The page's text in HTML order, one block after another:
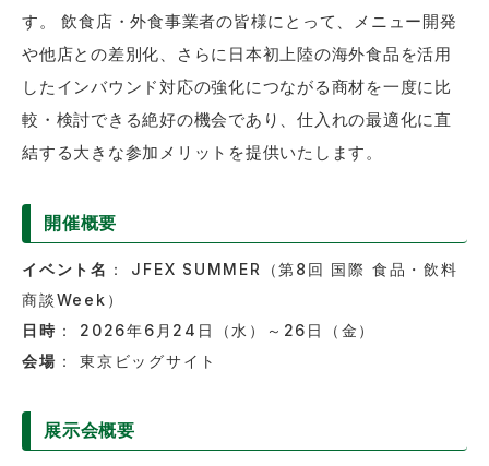
す。 飲食店・外食事業者の皆様にとって、メニュー開発
や他店との差別化、さらに日本初上陸の海外食品を活用
したインバウンド対応の強化につながる商材を一度に比
較・検討できる絶好の機会であり、仕入れの最適化に直
結する大きな参加メリットを提供いたします。
開催概要
イベント名 ： JFEX SUMMER（第8回 国際 食品・飲料
商談Week）
日時 ： 2026年6月24日（水）～26日（金）
会場 ： 東京ビッグサイト
展示会概要